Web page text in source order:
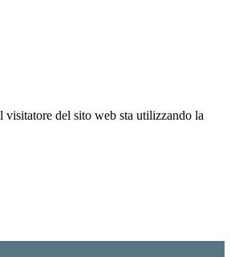
visitatore del sito web sta utilizzando la